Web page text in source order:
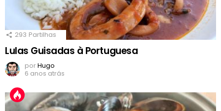
293 Partilhas
Lulas Guisadas à Portuguesa
porHugo
6 anos atrás